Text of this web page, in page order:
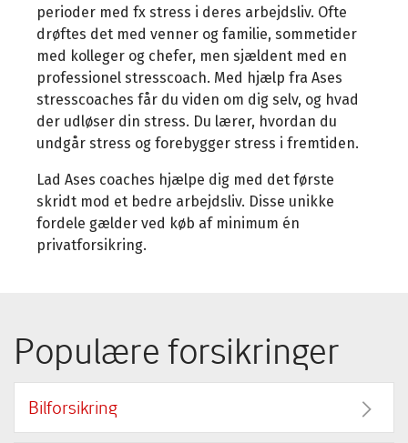
perioder med fx stress i deres arbejdsliv. Ofte
drøftes det med venner og familie, sommetider
med kolleger og chefer, men sjældent med en
professionel stresscoach. Med hjælp fra Ases
stresscoaches får du viden om dig selv, og hvad
der udløser din stress. Du lærer, hvordan du
undgår stress og forebygger stress i fremtiden.
Lad Ases coaches hjælpe dig med det første
skridt mod et bedre arbejdsliv. Disse unikke
fordele gælder ved køb af minimum én
privatforsikring.
Populære forsikringer
Bilforsikring